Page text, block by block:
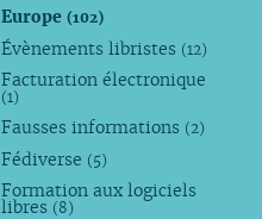
Europe(102)
Évènements libristes (12)
Facturation électronique
(1)
Fausses informations (2)
Fédiverse (5)
Formation aux logiciels
libres (8)